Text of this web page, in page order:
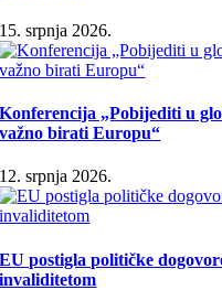
15. srpnja 2026.
Konferencija „Pobijediti u
važno birati Europu“
12. srpnja 2026.
EU postigla političke
invaliditetom